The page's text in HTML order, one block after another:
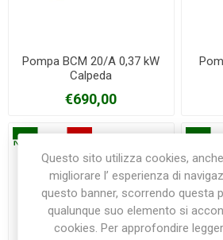
Pompa BCM 20/A 0,37 kW
Calpeda
€690,00
Questo sito utilizza cookies,
migliorare l’ esperienza di
questo banner, scorrendo questa
qualunque suo elemento si
cookies. Per approfondire